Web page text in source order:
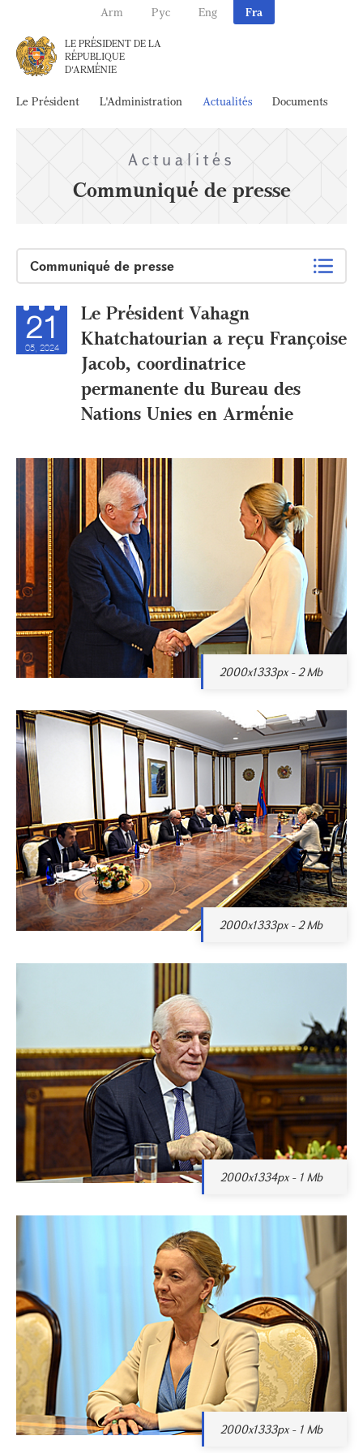
Arm Рус Eng Fra
LE PRÉSIDENT DE LA
RÉPUBLIQUE
D'ARMÉNIE
Le Président L'Administration Actualités Documents
Actualités
Communiqué de presse
Communiqué de presse
21
05, 2024
Le Président Vahagn
Khatchatourian a reçu Françoise
Jacob, coordinatrice
permanente du Bureau des
Nations Unies en Arménie
2000x1333px - 2 Mb
2000x1333px - 2 Mb
2000x1334px - 1 Mb
2000x1333px - 1 Mb